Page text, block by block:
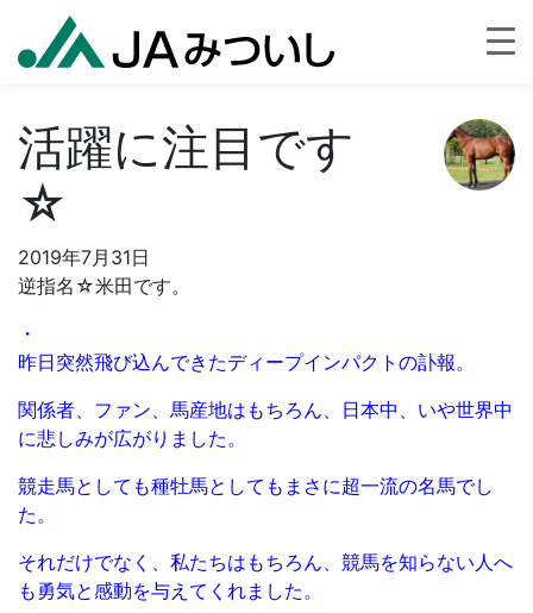
活躍に注目です
☆
2019年7月31日
逆指名☆米田です。
・
昨日突然飛び込んできたディープインパクトの訃報。
関係者、ファン、馬産地はもちろん、日本中、いや世界中
に悲しみが広がりました。
競走馬としても種牡馬としてもまさに超一流の名馬でし
た。
それだけでなく、私たちはもちろん、競馬を知らない人へ
も勇気と感動を与えてくれました。